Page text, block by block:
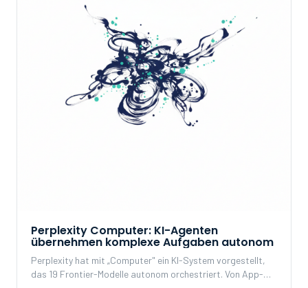
Perplexity Computer: KI-Agenten
übernehmen komplexe Aufgaben autonom
Perplexity hat mit „Computer" ein KI-System vorgestellt,
das 19 Frontier-Modelle autonom orchestriert. Von App-